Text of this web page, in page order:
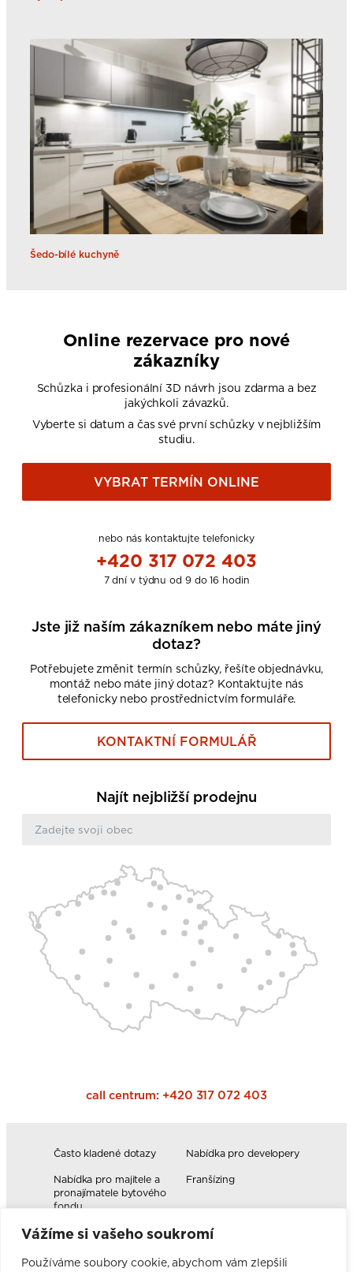
Vážíme si vašeho soukromí
Používáme soubory cookie, abychom vám zlepšili
Šedo-bílé kuchyně
Online rezervace pro nové
zákazníky
Schůzka i profesionální 3D návrh jsou zdarma a bez
jakýchkoli závazků.
Vyberte si datum a čas své první schůzky v nejbližším
studiu.
VYBRAT TERMÍN ONLINE
nebo nás kontaktujte telefonicky
+420 317 072 403
7 dní v týdnu od 9 do 16 hodin
Jste již naším zákazníkem nebo máte jiný
dotaz?
Potřebujete změnit termín schůzky, řešíte objednávku,
montáž nebo máte jiný dotaz? Kontaktujte nás
telefonicky nebo prostřednictvím formuláře.
KONTAKTNÍ FORMULÁŘ
Najít nejbližší prodejnu
call centrum: +420 317 072 403
Často kladené dotazy
Nabídka pro developery
Nabídka pro majitele a
pronajímatele bytového
fondu
Franšízing
Volná pracovní místa
Blog
Novinky
Realizace kuchyní